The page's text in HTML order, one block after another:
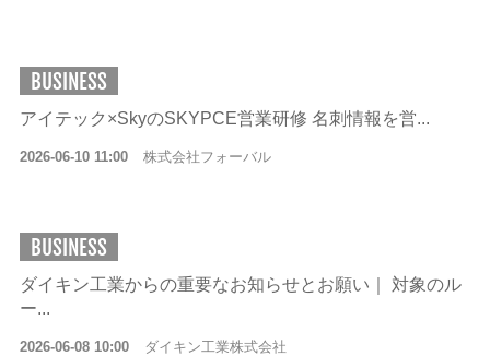
BUSINESS
アイテック×SkyのSKYPCE営業研修 名刺情報を営...
2026-06-10 11:00 株式会社フォーバル
BUSINESS
ダイキン工業からの重要なお知らせとお願い｜ 対象のル
ー...
2026-06-08 10:00 ダイキン工業株式会社